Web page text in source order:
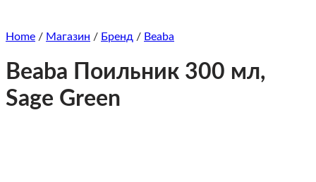
Home / Магазин / Бренд / Beaba
Beaba Поильник 300 мл,
Sage Green